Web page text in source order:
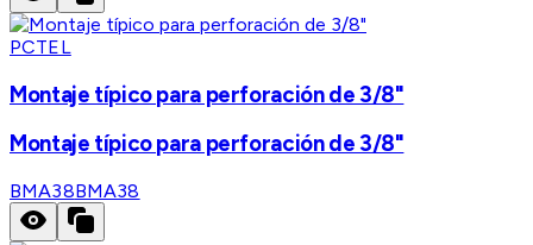
PCTEL
Montaje típico para perforación de 3/8"
Montaje típico para perforación de 3/8"
BMA38BMA38